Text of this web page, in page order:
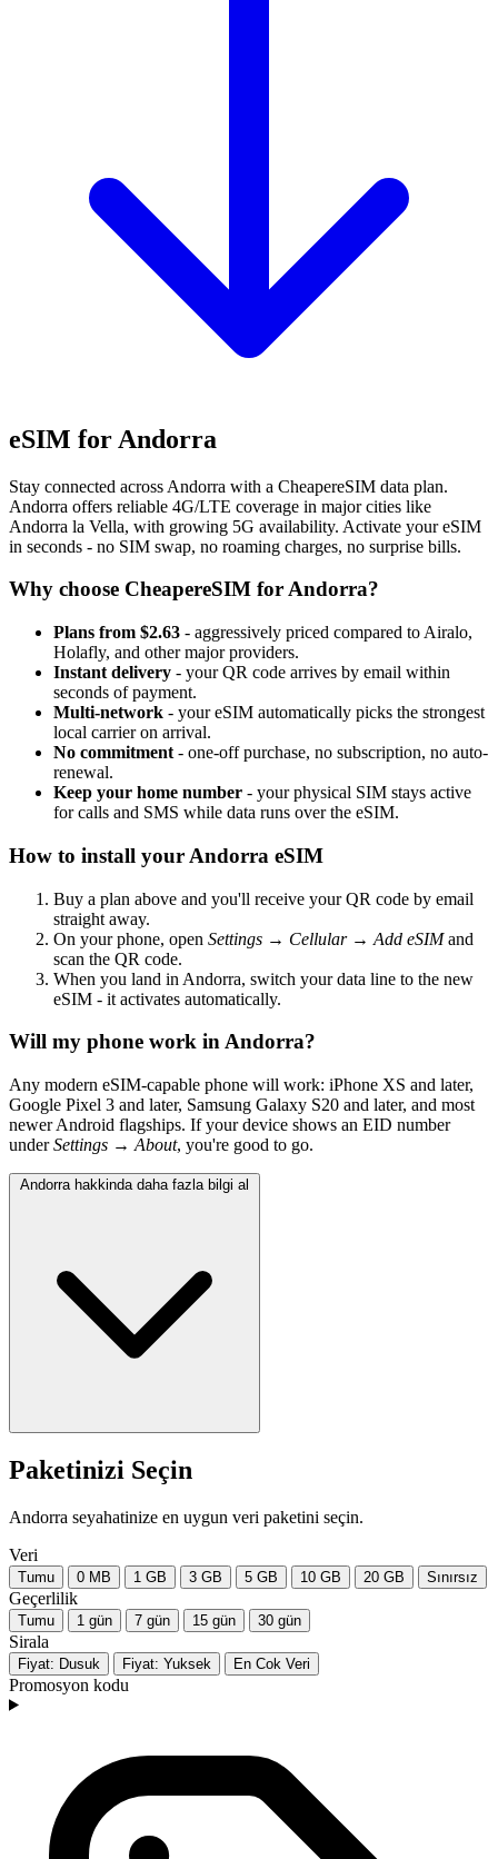
eSIM for Andorra
Stay connected across Andorra with a CheapereSIM data plan.
Andorra offers reliable 4G/LTE coverage in major cities like
Andorra la Vella, with growing 5G availability. Activate your eSIM
in seconds - no SIM swap, no roaming charges, no surprise bills.
Why choose CheapereSIM for Andorra?
Plans from $2.63 - aggressively priced compared to Airalo,
Holafly, and other major providers.
Instant delivery - your QR code arrives by email within
seconds of payment.
Multi-network - your eSIM automatically picks the strongest
local carrier on arrival.
No commitment - one-off purchase, no subscription, no auto-
renewal.
Keep your home number - your physical SIM stays active
for calls and SMS while data runs over the eSIM.
How to install your Andorra eSIM
Buy a plan above and you'll receive your QR code by email
straight away.
On your phone, open Settings → Cellular → Add eSIMand
scan the QR code.
When you land in Andorra, switch your data line to the new
eSIM - it activates automatically.
Will my phone work in Andorra?
Any modern eSIM-capable phone will work: iPhone XS and later,
Google Pixel 3 and later, Samsung Galaxy S20 and later, and most
newer Android flagships. If your device shows an EID number
underSettings → About, you're good to go.
Andorra hakkinda daha fazla bilgi al
Paketinizi Seçin
Andorra seyahatinize en uygun veri paketini seçin.
Veri
Tumu 0 MB 1 GB 3 GB 5 GB 10 GB 20 GB Sınırsız
Geçerlilik
Tumu 1 gün 7 gün 15 gün 30 gün
Sirala
Fiyat: Dusuk Fiyat: Yuksek En Cok Veri
Promosyon kodu